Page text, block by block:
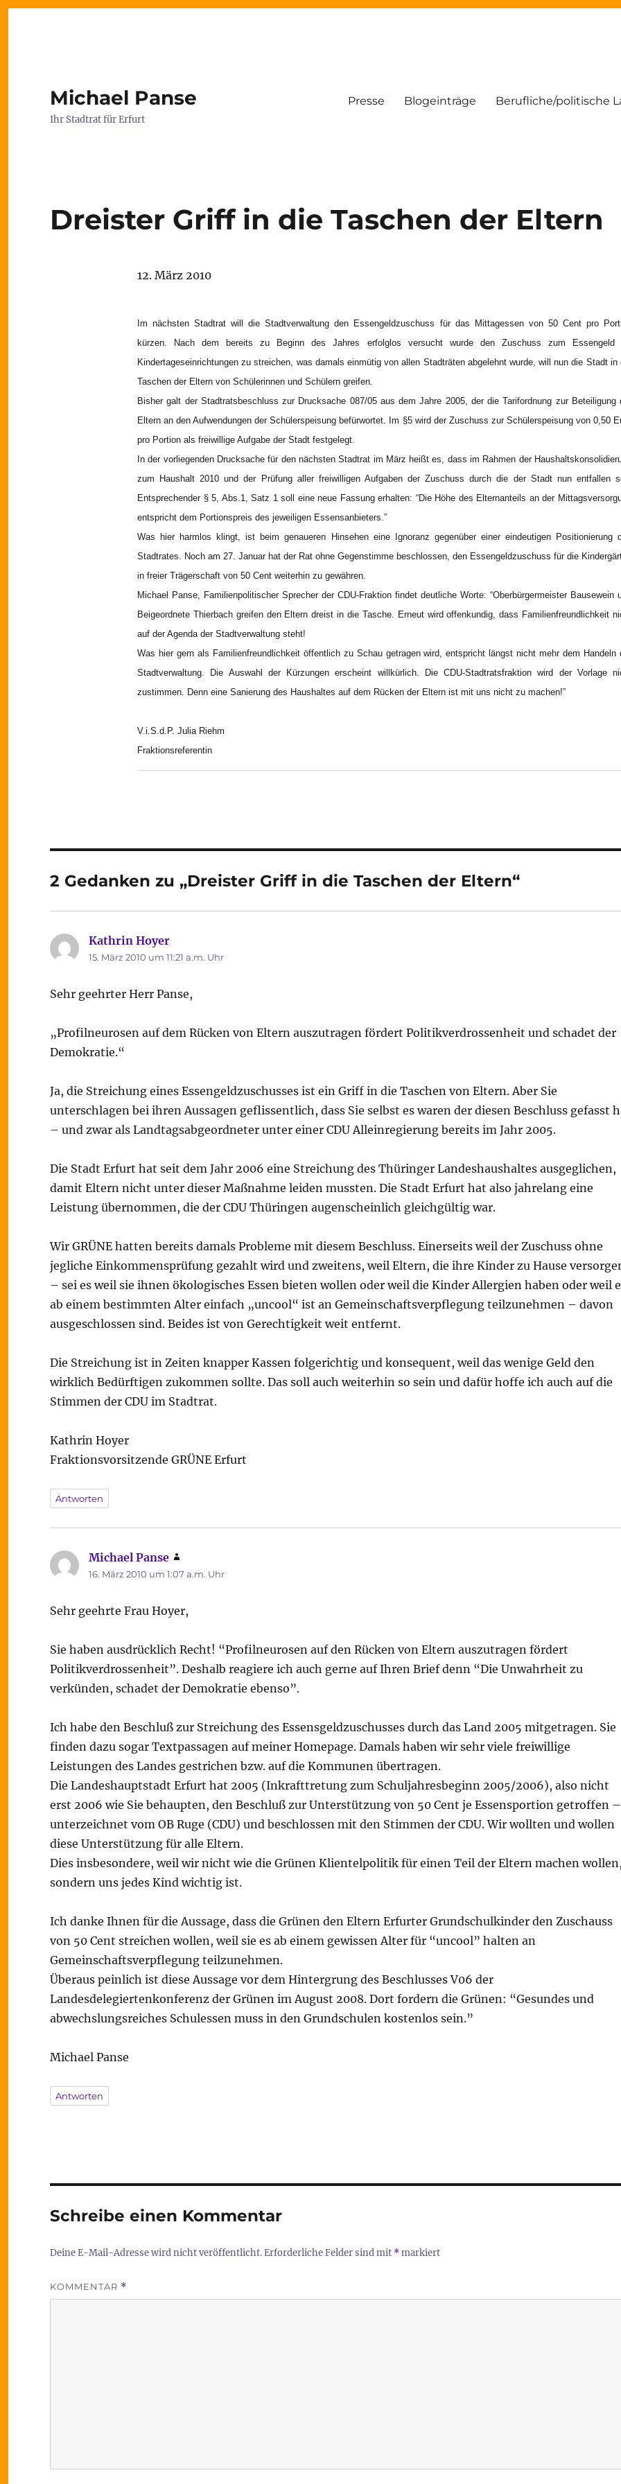
Michael Panse
Ihr Stadtrat für Erfurt
Presse Blogeinträge Berufliche/politische
Dreister Griff in die Taschen der Eltern
12. März 2010
Im nächsten Stadtrat will die Stadtverwaltung den Essengeldzuschuss für das Mittagessen von 50 Cent pro
kürzen. Nach dem bereits zu Beginn des Jahres erfolglos versucht wurde den Zuschuss zum Essengeld
Kindertageseinrichtungen zu streichen, was damals einmütig von allen Stadträten abgelehnt wurde, will nun die Stadt in
Taschen der Eltern von Schülerinnen und Schülern greifen.
Bisher galt der Stadtratsbeschluss zur Drucksache 087/05 aus dem Jahre 2005, der die Tarifordnung zur Beteiligung
Eltern an den Aufwendungen der Schülerspeisung befürwortet. Im §5 wird der Zuschuss zur Schülerspeisung von 0,50
pro Portion als freiwillige Aufgabe der Stadt festgelegt.
In der vorliegenden Drucksache für den nächsten Stadtrat im März heißt es, dass im Rahmen der
zum Haushalt 2010 und der Prüfung aller freiwilligen Aufgaben der Zuschuss durch die der Stadt nun entfallen
Entsprechender § 5, Abs.1, Satz 1 soll eine neue Fassung erhalten: “Die Höhe des Elternanteils an der
entspricht dem Portionspreis des jeweiligen Essensanbieters.”
Was hier harmlos klingt, ist beim genaueren Hinsehen eine Ignoranz gegenüber einer eindeutigen Positionierung
Stadtrates. Noch am 27. Januar hat der Rat ohne Gegenstimme beschlossen, den Essengeldzuschuss für die
in freier Trägerschaft von 50 Cent weiterhin zu gewähren.
Michael Panse, Familienpolitischer Sprecher der CDU-Fraktion findet deutliche Worte: “Oberbürgermeister Bausewein
Beigeordnete Thierbach greifen den Eltern dreist in die Tasche. Erneut wird offenkundig, dass Familienfreundlichkeit
auf der Agenda der Stadtverwaltung steht!
Was hier gern als Familienfreundlichkeit öffentlich zu Schau getragen wird, entspricht längst nicht mehr dem Handeln
Stadtverwaltung. Die Auswahl der Kürzungen erscheint willkürlich. Die CDU-Stadtratsfraktion wird der Vorlage
zustimmen. Denn eine Sanierung des Haushaltes auf dem Rücken der Eltern ist mit uns nicht zu machen!”
V.i.S.d.P. Julia Riehm
Fraktionsreferentin
2 Gedanken zu „Dreister Griff in die Taschen der Eltern“
Kathrin Hoyer
15. März 2010 um 11:21 a.m. Uhr
Sehr geehrter Herr Panse,
„Profilneurosen auf dem Rücken von Eltern auszutragen fördert Politikverdrossenheit und schadet der
Demokratie.“
Ja, die Streichung eines Essengeldzuschusses ist ein Griff in die Taschen von Eltern. Aber Sie
unterschlagen bei ihren Aussagen geflissentlich, dass Sie selbst es waren der diesen Beschluss gefasst
– und zwar als Landtagsabgeordneter unter einer CDU Alleinregierung bereits im Jahr 2005.
Die Stadt Erfurt hat seit dem Jahr 2006 eine Streichung des Thüringer Landeshaushaltes ausgeglichen,
damit Eltern nicht unter dieser Maßnahme leiden mussten. Die Stadt Erfurt hat also jahrelang eine
Leistung übernommen, die der CDU Thüringen augenscheinlich gleichgültig war.
Wir GRÜNE hatten bereits damals Probleme mit diesem Beschluss. Einerseits weil der Zuschuss ohne
jegliche Einkommensprüfung gezahlt wird und zweitens, weil Eltern, die ihre Kinder zu Hause
– sei es weil sie ihnen ökologisches Essen bieten wollen oder weil die Kinder Allergien haben oder weil
ab einem bestimmten Alter einfach „uncool“ ist an Gemeinschaftsverpflegung teilzunehmen – davon
ausgeschlossen sind. Beides ist von Gerechtigkeit weit entfernt.
Die Streichung ist in Zeiten knapper Kassen folgerichtig und konsequent, weil das wenige Geld den
wirklich Bedürftigen zukommen sollte. Das soll auch weiterhin so sein und dafür hoffe ich auch auf die
Stimmen der CDU im Stadtrat.
Kathrin Hoyer
Fraktionsvorsitzende GRÜNE Erfurt
Antworten
Michael Panse
16. März 2010 um 1:07 a.m. Uhr
Sehr geehrte Frau Hoyer,
Sie haben ausdrücklich Recht! “Profilneurosen auf den Rücken von Eltern auszutragen fördert
Politikverdrossenheit”. Deshalb reagiere ich auch gerne auf Ihren Brief denn “Die Unwahrheit zu
verkünden, schadet der Demokratie ebenso”.
Ich habe den Beschluß zur Streichung des Essensgeldzuschusses durch das Land 2005 mitgetragen. Sie
finden dazu sogar Textpassagen auf meiner Homepage. Damals haben wir sehr viele freiwillige
Leistungen des Landes gestrichen bzw. auf die Kommunen übertragen.
Die Landeshauptstadt Erfurt hat 2005 (Inkrafttretung zum Schuljahresbeginn 2005/2006), also nicht
erst 2006 wie Sie behaupten, den Beschluß zur Unterstützung von 50 Cent je Essensportion getroffen –
unterzeichnet vom OB Ruge (CDU) und beschlossen mit den Stimmen der CDU. Wir wollten und wollen
diese Unterstützung für alle Eltern.
Dies insbesondere, weil wir nicht wie die Grünen Klientelpolitik für einen Teil der Eltern machen
sondern uns jedes Kind wichtig ist.
Ich danke Ihnen für die Aussage, dass die Grünen den Eltern Erfurter Grundschulkinder den Zuschauss
von 50 Cent streichen wollen, weil sie es ab einem gewissen Alter für “uncool” halten an
Gemeinschaftsverpflegung teilzunehmen.
Überaus peinlich ist diese Aussage vor dem Hintergrung des Beschlusses V06 der
Landesdelegiertenkonferenz der Grünen im August 2008. Dort fordern die Grünen: “Gesundes und
abwechslungsreiches Schulessen muss in den Grundschulen kostenlos sein.”
Michael Panse
Antworten
Schreibe einen Kommentar
Deine E-Mail-Adresse wird nicht veröffentlicht.Erforderliche Felder sind mit *markiert
KOMMENTAR *